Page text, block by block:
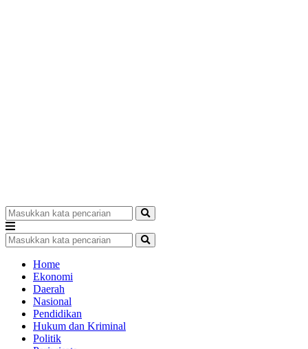
Home
Ekonomi
Daerah
Nasional
Pendidikan
Hukum dan Kriminal
Politik